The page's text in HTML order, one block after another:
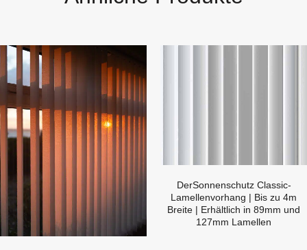
DerSonnenschutz Classic-
Lamellenvorhang | Bis zu 4m
Breite | Erhältlich in 89mm und
127mm Lamellen